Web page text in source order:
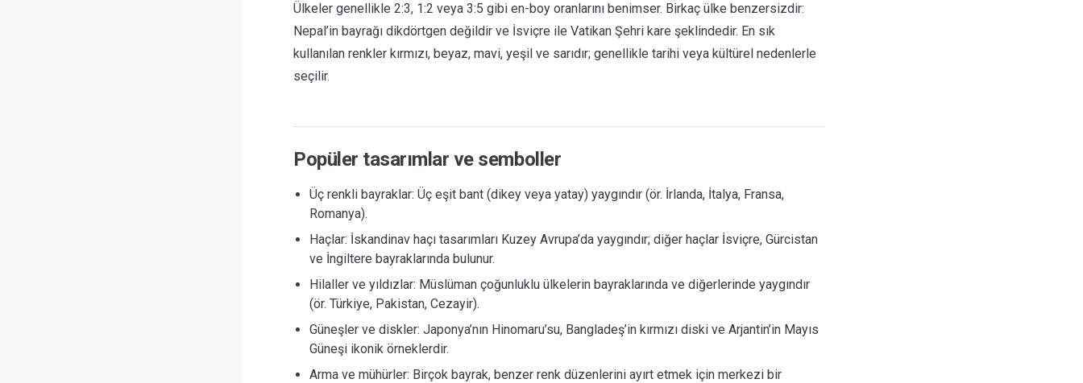
Ülkeler genellikle 2:3, 1:2 veya 3:5 gibi en-boy oranlarını benimser. Birkaç ülke benzersizdir:
Nepal’in bayrağı dikdörtgen değildir ve İsviçre ile Vatikan Şehri kare şeklindedir. En sık
kullanılan renkler kırmızı, beyaz, mavi, yeşil ve sarıdır; genellikle tarihi veya kültürel nedenlerle
seçilir.
Popüler tasarımlar ve semboller
Üç renkli bayraklar: Üç eşit bant (dikey veya yatay) yaygındır (ör. İrlanda, İtalya, Fransa,
Romanya).
Haçlar: İskandinav haçı tasarımları Kuzey Avrupa’da yaygındır; diğer haçlar İsviçre, Gürcistan
ve İngiltere bayraklarında bulunur.
Hilaller ve yıldızlar: Müslüman çoğunluklu ülkelerin bayraklarında ve diğerlerinde yaygındır
(ör. Türkiye, Pakistan, Cezayir).
Güneşler ve diskler: Japonya’nın Hinomaru’su, Bangladeş’in kırmızı diski ve Arjantin’in Mayıs
Güneşi ikonik örneklerdir.
Arma ve mühürler: Birçok bayrak, benzer renk düzenlerini ayırt etmek için merkezi bir